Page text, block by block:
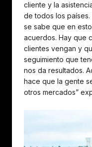
cliente y la
de todos los
se sabe que en
acuerdos. Hay que
clientes vengan y
seguimiento que
nos da resultados.
hace que la gente
otros mercados”